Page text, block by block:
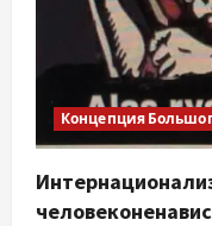
Концепция